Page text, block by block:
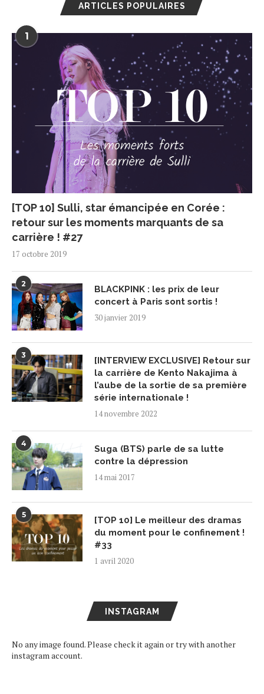
ARTICLES POPULAIRES
1
[TOP 10] Sulli, star émancipée en Corée :
retour sur les moments marquants de sa
carrière ! #27
17 octobre 2019
2
BLACKPINK : les prix de leur
concert à Paris sont sortis !
30 janvier 2019
3
[INTERVIEW EXCLUSIVE] Retour sur
la carrière de Kento Nakajima à
l’aube de la sortie de sa première
série internationale !
14 novembre 2022
4
Suga (BTS) parle de sa lutte
contre la dépression
14 mai 2017
5
[TOP 10] Le meilleur des dramas
du moment pour le confinement !
#33
1 avril 2020
INSTAGRAM
No any image found. Please check it again or try with another
instagram account.